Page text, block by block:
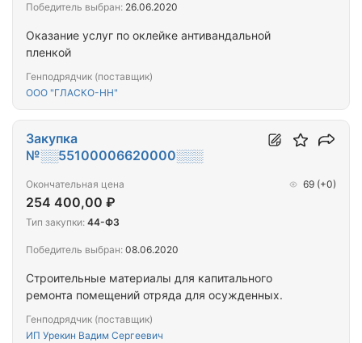
Оказание услуг по оклейке антивандальной
пленкой
Генподрядчик (поставщик)
ООО "ГЛАСКО-НН"
Победитель выбран: 26.06.2020
Строительные материалы для капитального
ремонта помещений отряда для осужденных.
Генподрядчик (поставщик)
ИП Урекин Вадим Сергеевич
Закупка
№░░55100006620000░░░
Окончательная цена
254 400,00 ₽
69 (+0)
Тип закупки: 44-ФЗ
Победитель выбран: 08.06.2020